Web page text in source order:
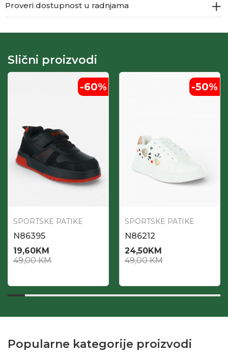
Proveri dostupnost u radnjama
Slični proizvodi
-60%
SPORTSKE PATIKE
N86395
19,60KM
49,00KM
-50%
SPORTSKE PATIKE
N86212
24,50KM
49,00KM
Popularne kategorije proizvodi